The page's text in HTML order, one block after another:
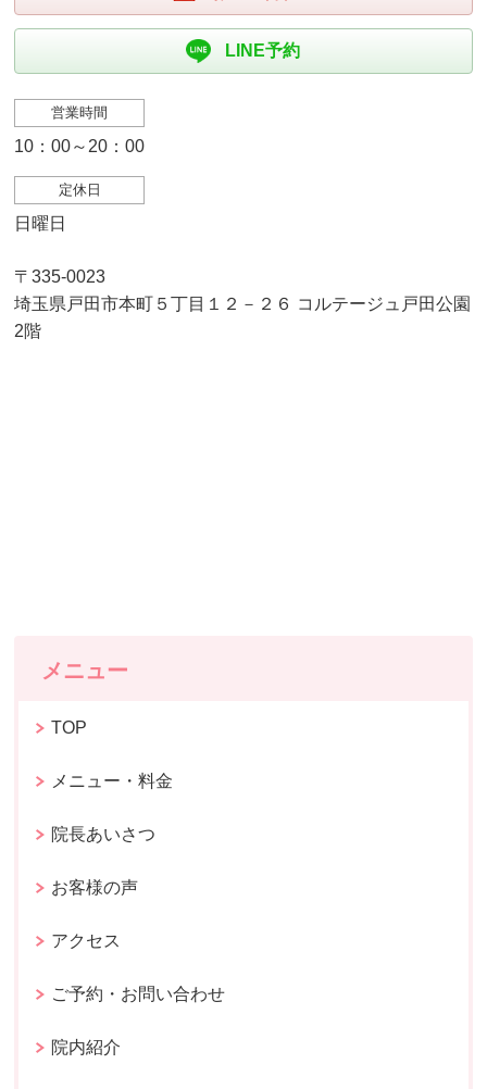
LINE予約
営業時間
10：00～20：00
定休日
日曜日
〒335-0023
埼玉県戸田市本町５丁目１２－２６ コルテージュ戸田公園
2階
メニュー
TOP
メニュー・料金
院長あいさつ
お客様の声
アクセス
ご予約・お問い合わせ
院内紹介